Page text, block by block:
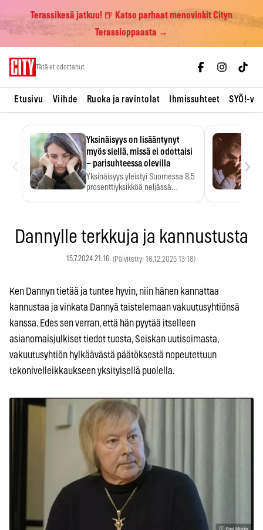
Terassikesä jatkuu! 🍺 Katso parhaat menovinkit Cityn
Terassioppaasta →
Tätä et odottanut
Etusivu Viihde Ruoka ja ravintolat Ihmissuhteet SYÖ!-
Yksinäisyys on lisääntynyt
myös siellä, missä ei odottaisi
– parisuhteessa olevilla
Yksinäisyys yleistyi Suomessa 8,5
prosenttiyksikköä neljässä
›
Dannylle terkkuja ja kannustusta
15.7.2024 21:16 (Päivitetty: 16.12.2025 13:18)
Ken Dannyn tietää ja tuntee hyvin, niin hänen kannattaa
kannustaa ja vinkata Dannyä taistelemaan vakuutusyhtiönsä
kanssa. Edes sen verran, että hän pyytää itselleen
asianomaisjulkiset tiedot tuosta, Seiskan uutisoimasta,
vakuutusyhtiön hylkäävästä päätöksestä nopeutettuun
tekonivelleikkaukseen yksityisellä puolella.